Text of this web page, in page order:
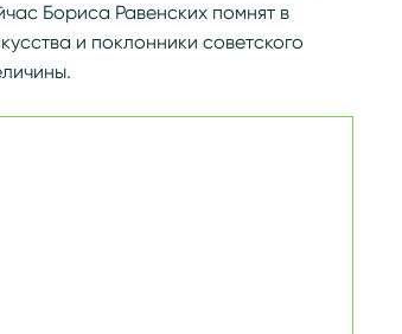
Бориса Равенских помнят в
и поклонники советского